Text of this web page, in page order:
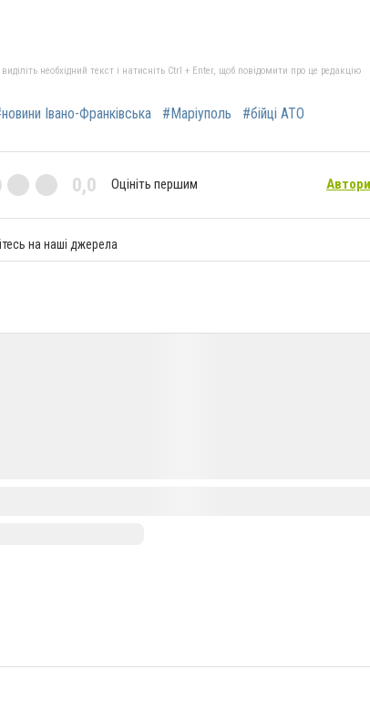
необхідний текст і натисніть Ctrl + Enter, щоб повідомити про це редакцію
Івано-Франківська #Маріуполь #бійці АТО
0,0 Оцініть першим
на наші джерела